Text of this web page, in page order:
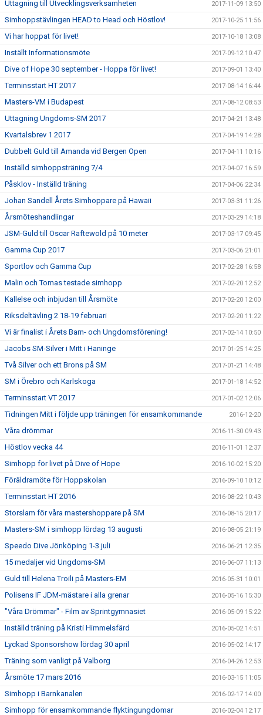
Uttagning till Utvecklingsverksamheten 2017-11-09 13:50
Simhoppstävlingen HEAD to Head och Höstlov! 2017-10-25 11:56
Vi har hoppat för livet! 2017-10-18 13:08
Inställt Informationsmöte 2017-09-12 10:47
Dive of Hope 30 september - Hoppa för livet! 2017-09-01 13:40
Terminsstart HT 2017 2017-08-14 16:44
Masters-VM i Budapest 2017-08-12 08:53
Uttagning Ungdoms-SM 2017 2017-04-21 13:48
Kvartalsbrev 1 2017 2017-04-19 14:28
Dubbelt Guld till Amanda vid Bergen Open 2017-04-11 10:16
Inställd simhoppsträning 7/4 2017-04-07 16:59
Påsklov - Inställd träning 2017-04-06 22:34
Johan Sandell Årets Simhoppare på Hawaii 2017-03-31 11:26
Årsmöteshandlingar 2017-03-29 14:18
JSM-Guld till Oscar Raftewold på 10 meter 2017-03-17 09:45
Gamma Cup 2017 2017-03-06 21:01
Sportlov och Gamma Cup 2017-02-28 16:58
Malin och Tomas testade simhopp 2017-02-20 12:52
Kallelse och inbjudan till Årsmöte 2017-02-20 12:00
Riksdeltävling 2 18-19 februari 2017-02-20 11:22
Vi är finalist i Årets Barn- och Ungdomsförening! 2017-02-14 10:50
Jacobs SM-Silver i Mitt i Haninge 2017-01-25 14:25
Två Silver och ett Brons på SM 2017-01-21 14:48
SM i Örebro och Karlskoga 2017-01-18 14:52
Terminsstart VT 2017 2017-01-02 12:06
Tidningen Mitt i följde upp träningen för ensamkommande 2016-12-20
Våra drömmar 2016-11-30 09:43
Höstlov vecka 44 2016-11-01 12:37
Simhopp för livet på Dive of Hope 2016-10-02 15:20
Föräldramöte för Hoppskolan 2016-09-10 10:12
Terminsstart HT 2016 2016-08-22 10:43
Storslam för våra mastershoppare på SM 2016-08-15 20:17
Masters-SM i simhopp lördag 13 augusti 2016-08-05 21:19
Speedo Dive Jönköping 1-3 juli 2016-06-21 12:35
15 medaljer vid Ungdoms-SM 2016-06-07 11:13
Guld till Helena Troili på Masters-EM 2016-05-31 10:01
Polisens IF JDM-mästare i alla grenar 2016-05-16 15:30
"Våra Drömmar" - Film av Sprintgymnasiet 2016-05-09 15:22
Inställd träning på Kristi Himmelsfärd 2016-05-02 14:51
Lyckad Sponsorshow lördag 30 april 2016-05-02 14:17
Träning som vanligt på Valborg 2016-04-26 12:53
Årsmöte 17 mars 2016 2016-03-15 11:05
Simhopp i Barnkanalen 2016-02-17 14:00
Simhopp för ensamkommande flyktingungdomar 2016-02-04 12:17